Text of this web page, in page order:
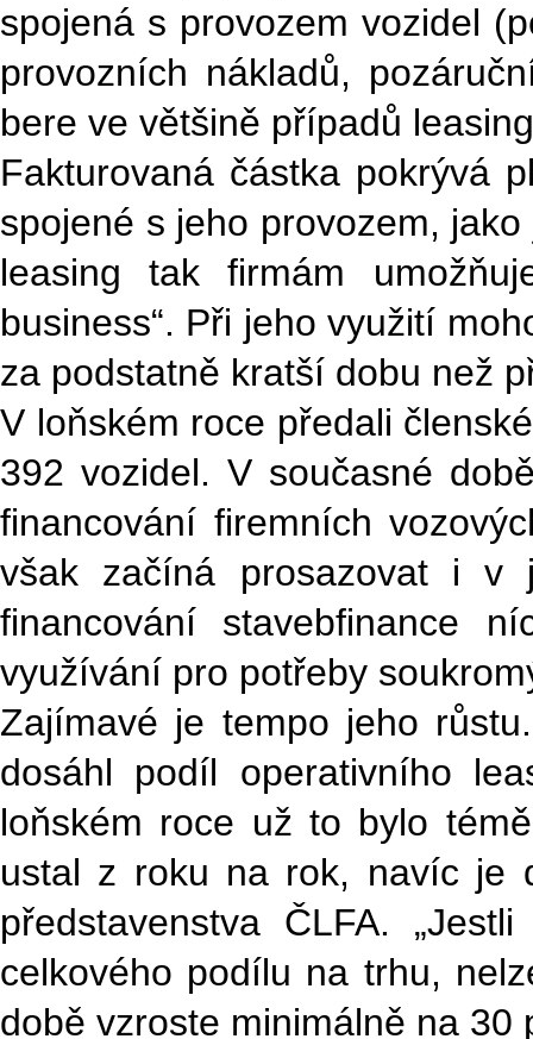
spojená s provozem vozidel
provozních nákladů,
bere ve většině případů
Fakturovaná částka pokrývá
spojené s jeho provozem,
leasing tak firmám
business“. Při jeho využití
za podstatně kratší dobu než
V loňském roce předali
392 vozidel. V současné
financování firemních
však začíná prosazovat i v
financování stavebfinance
využívání pro potřeby
Zajímavé je tempo jeho
dosáhl podíl operativního
loňském roce už to bylo
ustal z roku na rok, navíc je
představenstva ČLFA.
celkového podílu na trhu,
době vzroste minimálně na 30